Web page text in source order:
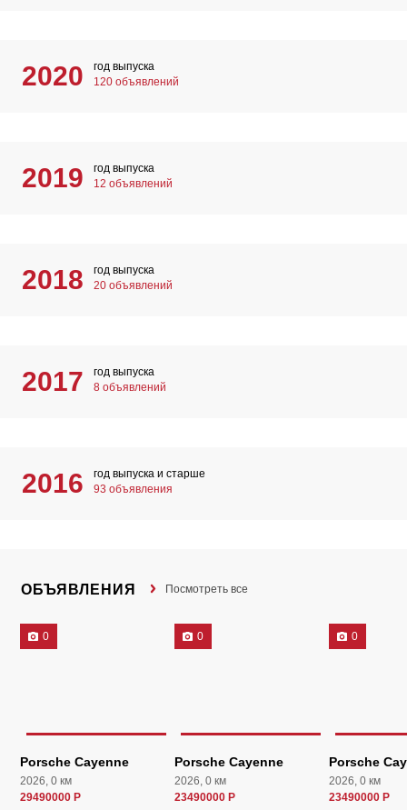
2020
год выпуска
120 объявлений
2019
год выпуска
12 объявлений
2018
год выпуска
20 объявлений
2017
год выпуска
8 объявлений
2016
год выпуска и старше
93 объявления
ОБЪЯВЛЕНИЯ Посмотреть все
0
Porsche Cayenne
2026, 0 км
29490000 Р
0
Porsche Cayenne
2026, 0 км
23490000 Р
0
Porsche
2026, 0 км
23490000 Р